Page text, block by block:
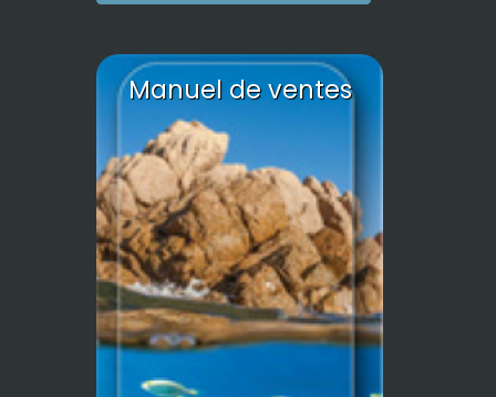
Manuel de ventes